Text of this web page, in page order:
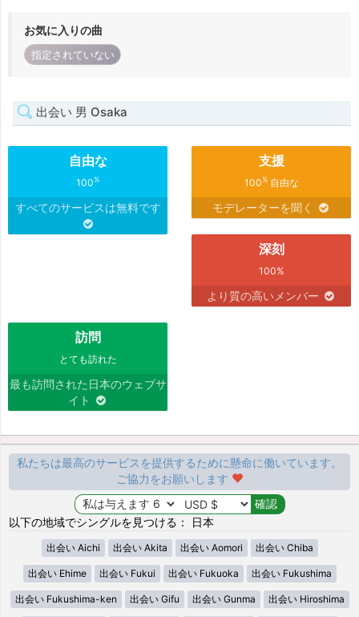
お気に入りの曲
指定されていない
出会い 男 Osaka
自由な
100%
すべてのサービスは無料です
支援
100%自由な
モデレーターを聞く
深刻
100%
より質の高いメンバー
訪問
とても訪れた
最も訪問された日本のウェブサ
イト
私たちは最高のサービスを提供するために懸命に働いています。
ご協力をお願いします
以下の地域でシングルを見つける： 日本
出会い Aichi 出会い Akita 出会い Aomori 出会い Chiba
出会い Ehime 出会い Fukui 出会い Fukuoka 出会い Fukushima
出会い Fukushima-ken 出会い Gifu 出会い Gunma 出会い Hiroshima